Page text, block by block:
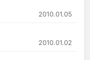
2010.01.05
2010.01.02